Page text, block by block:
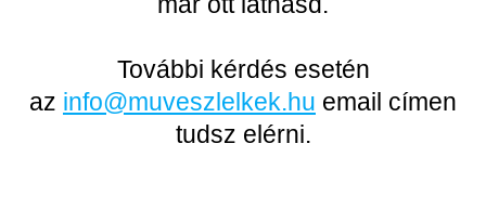
További kérdés esetén
az info@muveszlelkek.hu email címen
tudsz elérni.